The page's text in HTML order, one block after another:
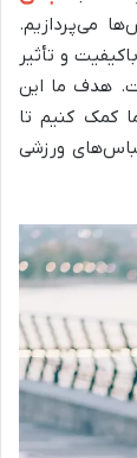
می‌پردازیم.
و تأثیر
هدف ما این
کمک کنیم تا
ورزشی